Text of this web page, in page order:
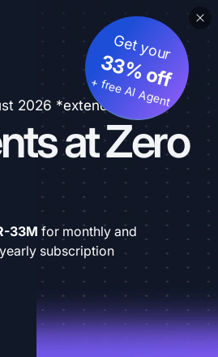
2026 *extended
at Zero
Get your
33% off
+ free AI Agent
33M for monthly and
subscription